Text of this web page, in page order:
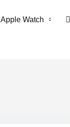
Apple Watch